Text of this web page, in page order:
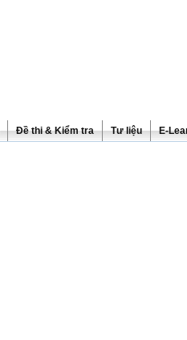
Đề thi & Kiểm tra Tư liệu E-